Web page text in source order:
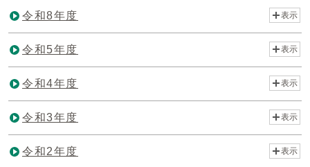
令和8年度 表示
令和5年度 表示
令和4年度 表示
令和3年度 表示
令和2年度 表示